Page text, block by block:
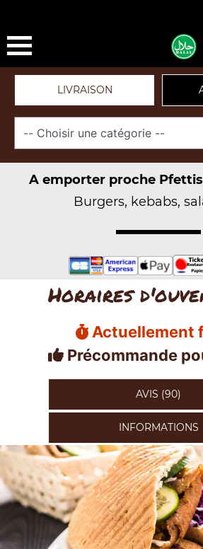
LIVRAISON
A emporter proche
Burgers, kebabs,
Horaires
Actuellement
Précommande
AVIS (90)
INFORMATIONS